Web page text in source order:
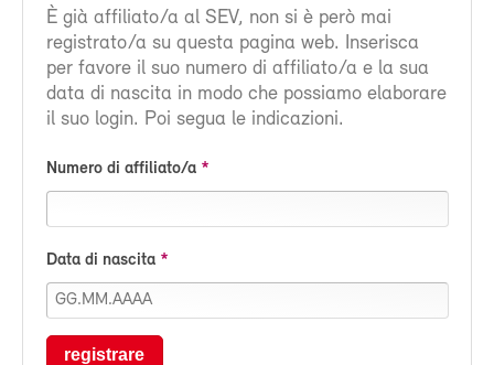
È già affiliato/a al SEV, non si è però mai
registrato/a su questa pagina web. Inserisca
per favore il suo numero di affiliato/a e la sua
data di nascita in modo che possiamo elaborare
il suo login. Poi segua le indicazioni.
Numero di affiliato/a
Data di nascita
registrare